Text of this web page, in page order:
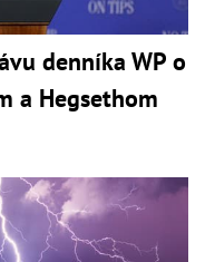
denníka WP o
a Hegsethom